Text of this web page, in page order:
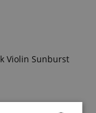
Violin Sunburst